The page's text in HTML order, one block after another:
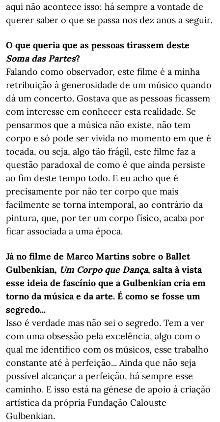
aqui não acontece isso: há sempre a vontade de
querer saber o que se passa nos dez anos a seguir.
O que queria que as pessoas tirassem deste
Soma das Partes?
Falando como observador, este filme é a minha
retribuição à generosidade de um músico quando
dá um concerto. Gostava que as pessoas ficassem
com interesse em conhecer esta realidade. Se
pensarmos que a música não existe, não tem
corpo e só pode ser vivida no momento em que é
tocada, ou seja, algo tão frágil, este filme faz a
questão paradoxal de como é que ainda persiste
ao fim deste tempo todo. E eu acho que é
precisamente por não ter corpo que mais
facilmente se torna intemporal, ao contrário da
pintura, que, por ter um corpo físico, acaba por
ficar associada a uma época.
Já no filme de Marco Martins sobre o Ballet
Gulbenkian, Um Corpo que Dança, salta à vista
esse ideia de fascínio que a Gulbenkian cria em
torno da música e da arte. É como se fosse um
segredo...
Isso é verdade mas não sei o segredo. Tem a ver
com uma obsessão pela excelência, algo com o
qual me identifico com os músicos, esse trabalho
constante até à perfeição... Ainda que não seja
possível alcançar a perfeição, há sempre esse
caminho. E isso está na génese de apoio à criação
artística da própria Fundação Calouste
Gulbenkian.